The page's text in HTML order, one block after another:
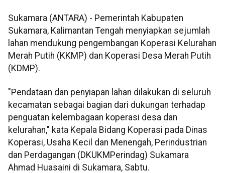
Sukamara (ANTARA) - Pemerintah Kabupaten
Sukamara, Kalimantan Tengah menyiapkan sejumlah
lahan mendukung pengembangan Koperasi Kelurahan
Merah Putih (KKMP) dan Koperasi Desa Merah Putih
(KDMP).
"Pendataan dan penyiapan lahan dilakukan di seluruh
kecamatan sebagai bagian dari dukungan terhadap
penguatan kelembagaan koperasi desa dan
kelurahan," kata Kepala Bidang Koperasi pada Dinas
Koperasi, Usaha Kecil dan Menengah, Perindustrian
dan Perdagangan (DKUKMPerindag) Sukamara
Ahmad Huasaini di Sukamara, Sabtu.